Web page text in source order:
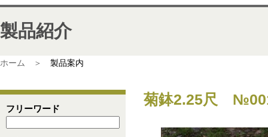
杉田石材店とは？
会社概要
加工へのこだわり 灯篭
骨董
造園資材
製品紹介
ホーム ＞ 製品案内
フリーワード
菊鉢2.25尺